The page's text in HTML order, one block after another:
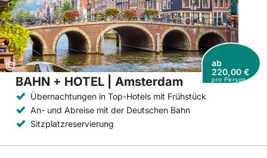
Copyright:
©
ab
220,00 €
pro Person
BAHN + HOTEL | Amsterdam
Übernachtungen in Top-Hotels mit Frühstück
An- und Abreise mit der Deutschen Bahn
Sitzplatzreservierung